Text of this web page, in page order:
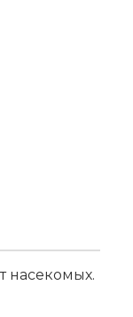
насекомых.